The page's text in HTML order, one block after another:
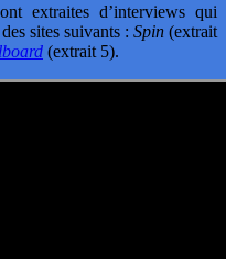
extraites d’interviews qui
sites suivants : Spin(extrait
(extrait 5).